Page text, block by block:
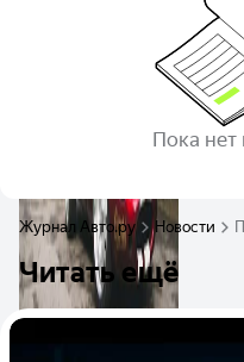
Пока
Журнал Авто.ру Новости
Читать ещё